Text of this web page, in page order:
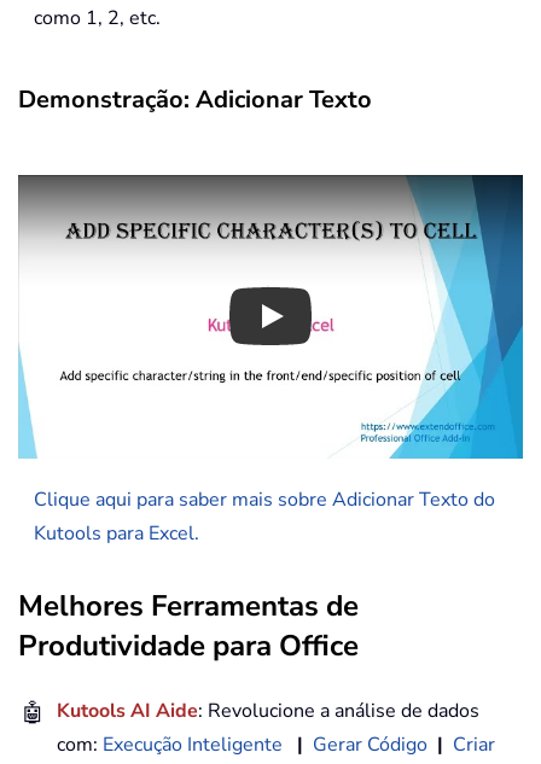
como 1, 2, etc.
Demonstração: Adicionar Texto
Play
Clique aqui para saber mais sobre Adicionar Texto do
Kutools para Excel.
Melhores Ferramentas de
Produtividade para Office
🤖 Kutools AI Aide: Revolucione a análise de dados
com: Execução Inteligente | Gerar Código | Criar